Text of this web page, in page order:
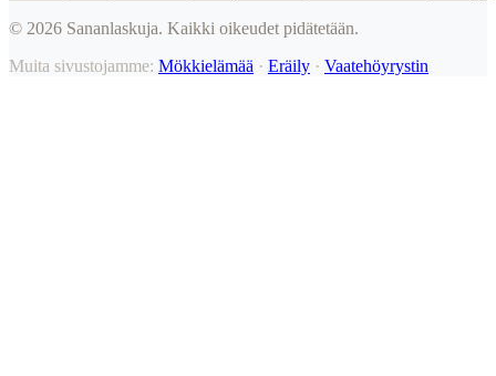
© 2026 Sananlaskuja. Kaikki oikeudet pidätetään.
Muita sivustojamme: Mökkielämää · Eräily · Vaatehöyrystin